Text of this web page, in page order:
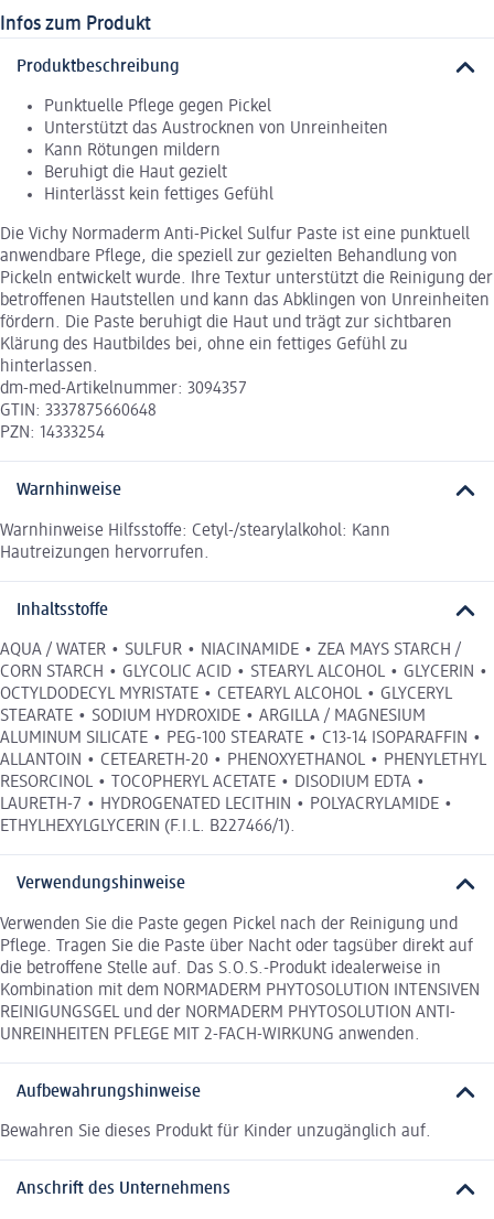
Infos zum Produkt
Produktbeschreibung
Punktuelle Pflege gegen Pickel
Unterstützt das Austrocknen von Unreinheiten
Kann Rötungen mildern
Beruhigt die Haut gezielt
Hinterlässt kein fettiges Gefühl
Die Vichy Normaderm Anti-Pickel Sulfur Paste ist eine punktuell
anwendbare Pflege, die speziell zur gezielten Behandlung von
Pickeln entwickelt wurde. Ihre Textur unterstützt die Reinigung der
betroffenen Hautstellen und kann das Abklingen von Unreinheiten
fördern. Die Paste beruhigt die Haut und trägt zur sichtbaren
Klärung des Hautbildes bei, ohne ein fettiges Gefühl zu
hinterlassen.
dm-med-Artikelnummer: 3094357
GTIN: 3337875660648
PZN: 14333254
Warnhinweise
Warnhinweise Hilfsstoffe: Cetyl-/stearylalkohol: Kann
Hautreizungen hervorrufen.
Inhaltsstoffe
AQUA / WATER • SULFUR • NIACINAMIDE • ZEA MAYS STARCH /
CORN STARCH • GLYCOLIC ACID • STEARYL ALCOHOL • GLYCERIN •
OCTYLDODECYL MYRISTATE • CETEARYL ALCOHOL • GLYCERYL
STEARATE • SODIUM HYDROXIDE • ARGILLA / MAGNESIUM
ALUMINUM SILICATE • PEG-100 STEARATE • C13-14 ISOPARAFFIN •
ALLANTOIN • CETEARETH-20 • PHENOXYETHANOL • PHENYLETHYL
RESORCINOL • TOCOPHERYL ACETATE • DISODIUM EDTA •
LAURETH-7 • HYDROGENATED LECITHIN • POLYACRYLAMIDE •
ETHYLHEXYLGLYCERIN (F.I.L. B227466/1).
Verwendungshinweise
Verwenden Sie die Paste gegen Pickel nach der Reinigung und
Pflege. Tragen Sie die Paste über Nacht oder tagsüber direkt auf
die betroffene Stelle auf. Das S.O.S.-Produkt idealerweise in
Kombination mit dem NORMADERM PHYTOSOLUTION INTENSIVEN
REINIGUNGSGEL und der NORMADERM PHYTOSOLUTION ANTI-
UNREINHEITEN PFLEGE MIT 2-FACH-WIRKUNG anwenden.
Aufbewahrungshinweise
Bewahren Sie dieses Produkt für Kinder unzugänglich auf.
Anschrift des Unternehmens